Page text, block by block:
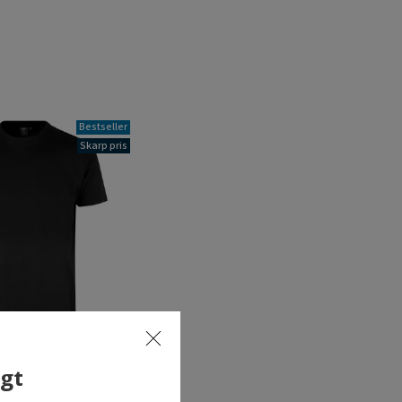
Bestseller
Skarp pris
T-shirt, Sort